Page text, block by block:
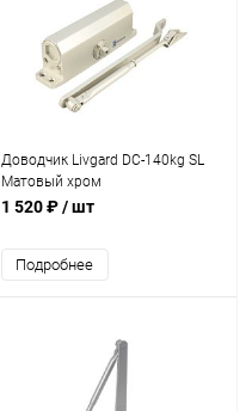
Доводчик Livgard DC-140kg SL
Матовый хром
1 520 ₽/ шт
Подробнее